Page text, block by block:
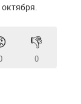
👎
0